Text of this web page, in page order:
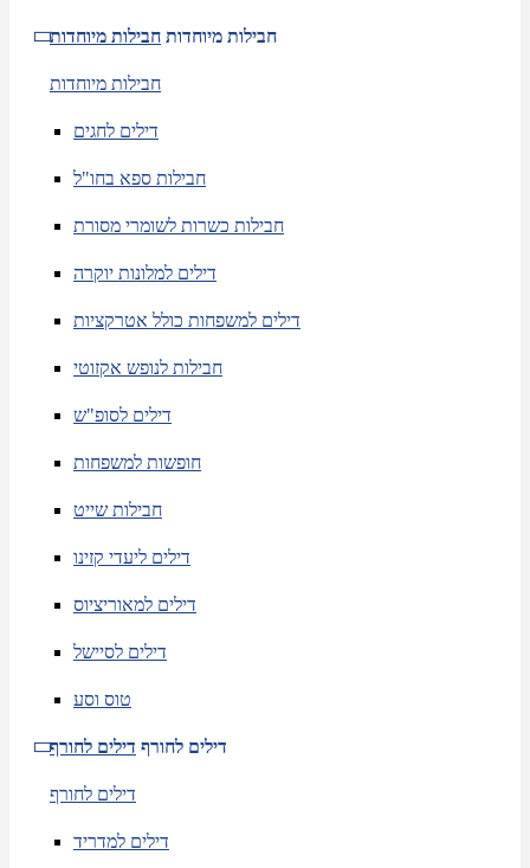
חבילות מיוחדות חבילות מיוחדות
חבילות מיוחדות
דילים לחגים
חבילות ספא בחו"ל
חבילות כשרות לשומרי מסורת
דילים למלונות יוקרה
דילים למשפחות כולל אטרקציות
חבילות לנופש אקזוטי
דילים לסופ"ש
חופשות למשפחות
חבילות שייט
דילים ליעדי קזינו
דילים למאוריציוס
דילים לסיישל
טוס וסע
דילים לחורף דילים לחורף
דילים לחורף
דילים למדריד